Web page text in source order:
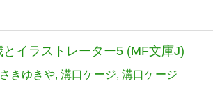
とイラストレーター5 (MF文庫J)
きゆきや 溝口ケージ 溝口ケージ